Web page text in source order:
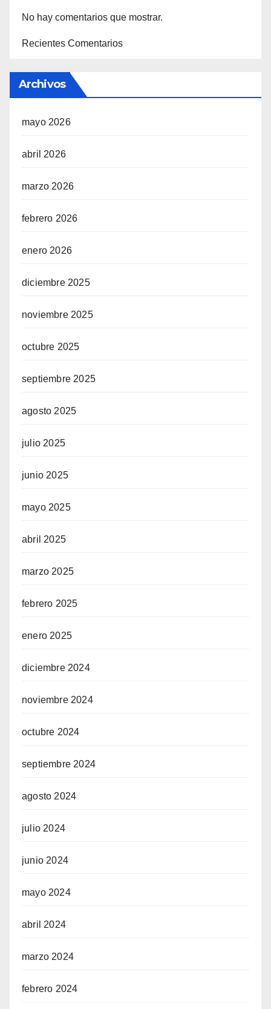
No hay comentarios que mostrar.
Recientes Comentarios
Archivos
mayo 2026
abril 2026
marzo 2026
febrero 2026
enero 2026
diciembre 2025
noviembre 2025
octubre 2025
septiembre 2025
agosto 2025
julio 2025
junio 2025
mayo 2025
abril 2025
marzo 2025
febrero 2025
enero 2025
diciembre 2024
noviembre 2024
octubre 2024
septiembre 2024
agosto 2024
julio 2024
junio 2024
mayo 2024
abril 2024
marzo 2024
febrero 2024